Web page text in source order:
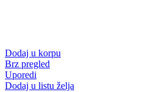
Dodaj u korpu
Brz pregled
Uporedi
Dodaj u listu želja